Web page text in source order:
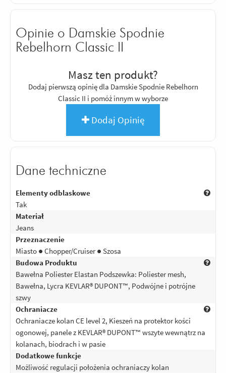
Opinie o Damskie Spodnie
Rebelhorn Classic II
Masz ten produkt?
Dodaj pierwszą opinię dla Damskie Spodnie Rebelhorn
Classic II i pomóż innym w wyborze
Dodaj Opinię
Dane techniczne
Elementy odblaskowe
Tak
Materiał
Jeans
Przeznaczenie
Miasto ● Chopper/Cruiser ● Szosa
Budowa Produktu
Bawełna Poliester Elastan Podszewka: Poliester mesh,
Bawełna, Lycra KEVLAR® DUPONT™, Podwójne i potrójne
szwy
Ochraniacze
Ochraniacze kolan CE level 2, Kieszeń na protektor kości
ogonowej, panele z KEVLAR® DUPONT™ wszyte wewnątrz na
kolanach, biodrach i w pasie
Dodatkowe funkcje
Możliwość regulacji położenia ochraniaczy kolan